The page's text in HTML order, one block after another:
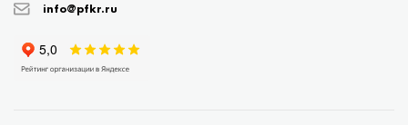
info@pfkr.ru